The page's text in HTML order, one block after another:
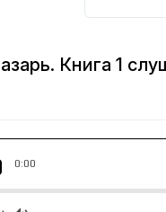
Книга 1
0:00